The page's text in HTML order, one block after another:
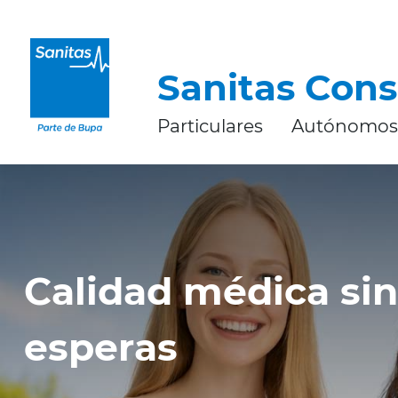
Sanitas
Particulares Autónomos
Calidad médica sin
esperas